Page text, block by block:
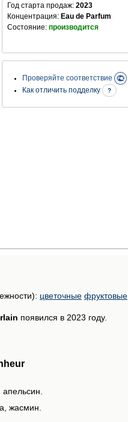
Год старта продаж: 2023
Концентрация: Eau de Parfum
Состояние: производится
Проверяйте соответствие
Как отличить подделку
?
цветочные фруктовые
появился в 2023 году.
жасмин.